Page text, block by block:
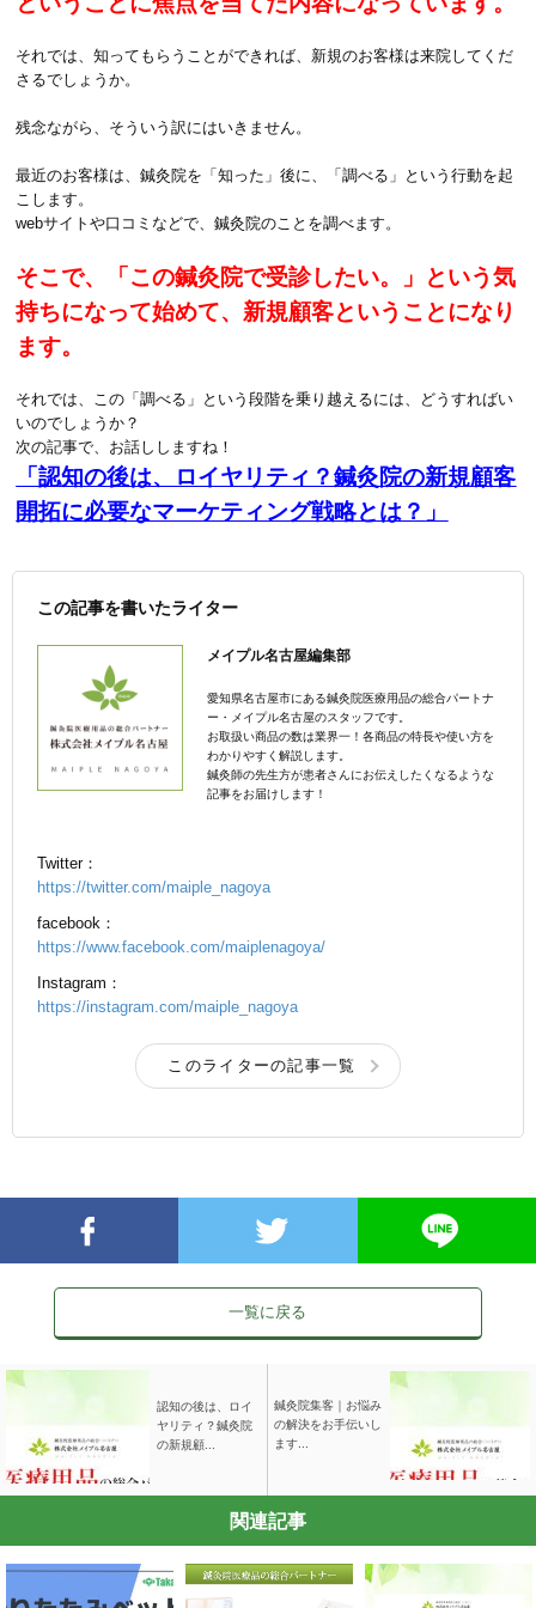
それでは、知ってもらうことができれば、新規のお客様は来院してくだ
さるでしょうか。
残念ながら、そういう訳にはいきません。
最近のお客様は、鍼灸院を「知った」後に、「調べる」という行動を起
こします。
webサイトや口コミなどで、鍼灸院のことを調べます。
そこで、「この鍼灸院で受診したい。」という気
持ちになって始めて、新規顧客ということになり
ます。
それでは、この「調べる」という段階を乗り越えるには、どうすればい
いのでしょうか？
次の記事で、お話ししますね！
「認知の後は、ロイヤリティ？鍼灸院の新規顧客
開拓に必要なマーケティング戦略とは？ 」
この記事を書いたライター
メイプル名古屋編集部
愛知県名古屋市にある鍼灸院医療用品の総合パートナ
ー・メイプル名古屋のスタッフです。
お取扱い商品の数は業界一！各商品の特長や使い方を
わかりやすく解説します。
鍼灸師の先生方が患者さんにお伝えしたくなるような
記事をお届けします！
Twitter：
https://twitter.com/maiple_nagoya
facebook：
https://www.facebook.com/maiplenagoya/
Instagram：
https://instagram.com/maiple_nagoya
このライターの記事一覧
一覧に戻る
認知の後は、ロイ
ヤリティ？鍼灸院
の新規顧...
鍼灸院集客｜お悩み
の解決をお手伝いし
ます...
関連記事